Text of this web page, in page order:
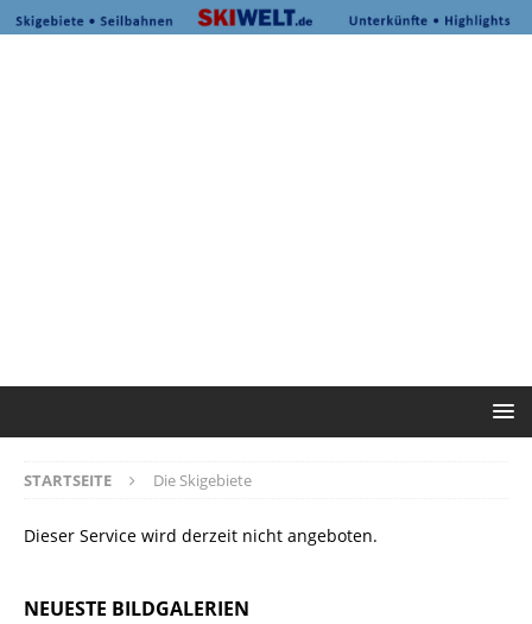
STARTSEITE Die Skigebiete
Dieser Service wird derzeit nicht angeboten.
NEUESTE BILDGALERIEN